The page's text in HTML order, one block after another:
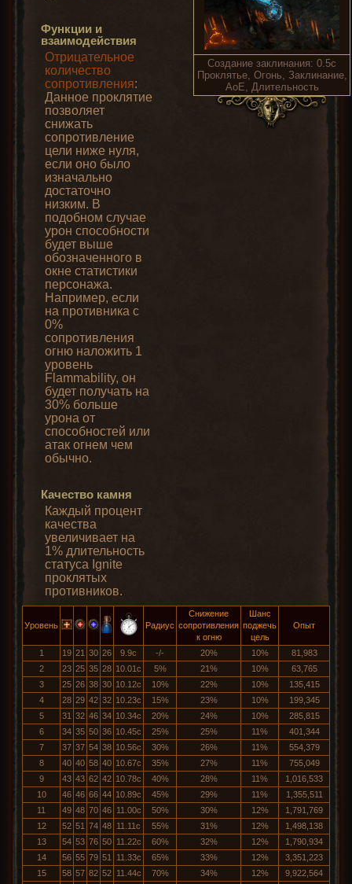
Функции и
взаимодействия
Отрицательное
количество
сопротивления:
Данное проклятие
позволяет
снижать
сопротивление
цели ниже нуля,
если оно было
изначально
достаточно
низким. В
подобном случае
урон способности
будет выше
обозначенного в
окне статистики
персонажа.
Например, если
на противника с
0%
сопротивления
огню наложить 1
уровень
Flammability, он
будет получать на
30% больше
урона от
способностей или
атак огнем чем
обычно.
Качество камня
Каждый процент
качества
увеличивает на
1% длительность
статуса Ignite
проклятых
противников.
Создание заклинания: 0.5с
Проклятье, Огонь, Заклинание,
AoE, Длительность
Уровень Радиус
Снижение
сопротивления
к огню
Шанс
поджечь
цель
Опыт
1 19 21 30 26 9.9с -/- 20% 10%
81,983
2
23 25 35 28 10.01с 5% 21% 10%
63,765
3
25 26 38 30 10.12с 10% 22% 10%
135,415
4
28 29 42 32 10.23с 15% 23% 10%
199,345
5
31 32 46 34 10.34с 20% 24% 10%
285,815
6
34 35 50 36 10.45с 25% 25% 11%
401,344
7
37 37 54 38 10.56с 30% 26% 11%
554,379
8
40 40 58 40 10.67с 35% 27% 11%
755,049
9
43 43 62 42 10.78с 40% 28% 11%
1,016,533
10
46 46 66 44 10.89с 45% 29% 11%
1,355,511
11
49 48 70 46 11.00с 50% 30% 12%
1,791,769
12
52 51 74 48 11.11с 55% 31% 12%
1,498,138
13
54 53 76 50 11.22с 60% 32% 12%
1,790,934
14
56 55 79 51 11.33с 65% 33% 12%
3,351,223
15
58 57 82 52 11.44с 70% 34% 12% 9,922,564